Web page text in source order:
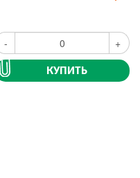
- +
КУПИТЬ